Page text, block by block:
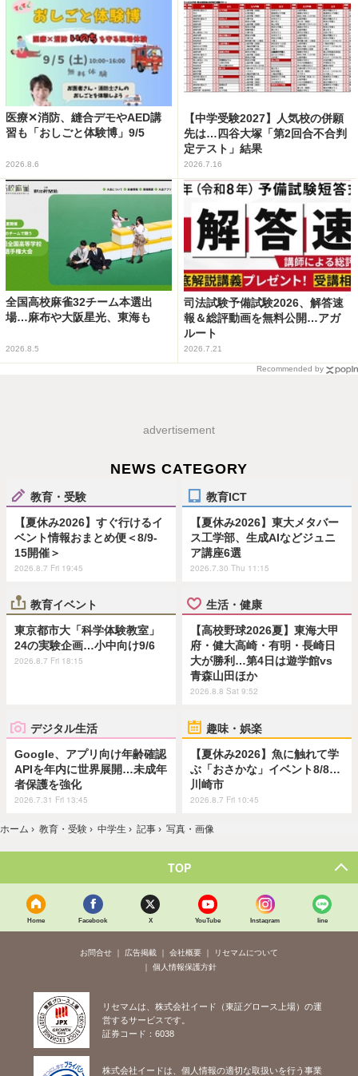
医療✕消防、縫合デモやAED講
習も「おしごと体験博」9/5
2026.8.6
【中学受験2027】人気校の併願
先は…四谷大塚「第2回合不合判
定テスト」結果
2026.7.16
全国高校麻雀32チーム本選出
場…麻布や大阪星光、東海も
2026.8.5
司法試験予備試験2026、解答速
報＆総評動画を無料公開…アガ
ルート
2026.7.21
Recommended by
advertisement
NEWS CATEGORY
教育・受験
【夏休み2026】すぐ行けるイ
ベント情報おまとめ便＜8/9-
15開催＞
2026.8.7 Fri 19:45
教育ICT
【夏休み2026】東大メタバー
ス工学部、生成AIなどジュニ
ア講座6選
2026.7.30 Thu 11:15
教育イベント
東京都市大「科学体験教室」
24の実験企画…小中向け9/6
2026.8.7 Fri 18:15
生活・健康
【高校野球2026夏】東海大甲
府・健大高崎・有明・長崎日
大が勝利…第4日は遊学館vs
青森山田ほか
2026.8.8 Sat 9:52
デジタル生活
Google、アプリ向け年齢確認
APIを年内に世界展開…未成年
者保護を強化
2026.7.31 Fri 13:45
趣味・娯楽
【夏休み2026】魚に触れて学
ぶ「おさかな」イベント8/8…
川崎市
2026.8.7 Fri 10:45
ホーム › 教育・受験 › 中学生 › 記事 › 写真・画像
TOP
Home Facebook X YouTube Instagram line
お問合せ 広告掲載 会社概要
リセマムについて
個人情報保護方針
リセマムは、株式会社イード（東証グロース上場）の運
営するサービスです。
証券コード：6038
株式会社イードは、個人情報の適切な取扱いを行う事業